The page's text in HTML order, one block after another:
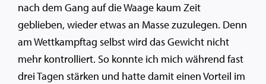
nach dem Gang auf die Waage kaum Zeit
geblieben, wieder etwas an Masse zuzulegen. Denn
am Wettkampftag selbst wird das Gewicht nicht
mehr kontrolliert. So konnte ich mich während fast
drei Tagen stärken und hatte damit einen Vorteil im